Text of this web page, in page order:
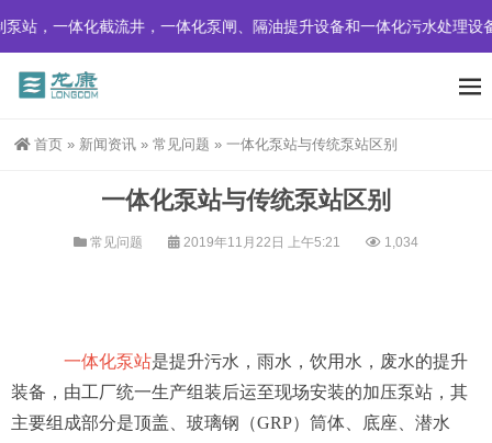
，一体化截流井，一体化泵闸、隔油提升设备和一体化污水处理设备
首页 » 新闻资讯 » 常见问题 » 一体化泵站与传统泵站区别
一体化泵站与传统泵站区别
常见问题 2019年11月22日 上午5:21 1,034
一体化泵站是提升污水，雨水，饮用水，废水的提升
装备，由工厂统一生产组装后运至现场安装的加压泵站，其
主要组成部分是顶盖、玻璃钢（GRP）筒体、底座、潜水